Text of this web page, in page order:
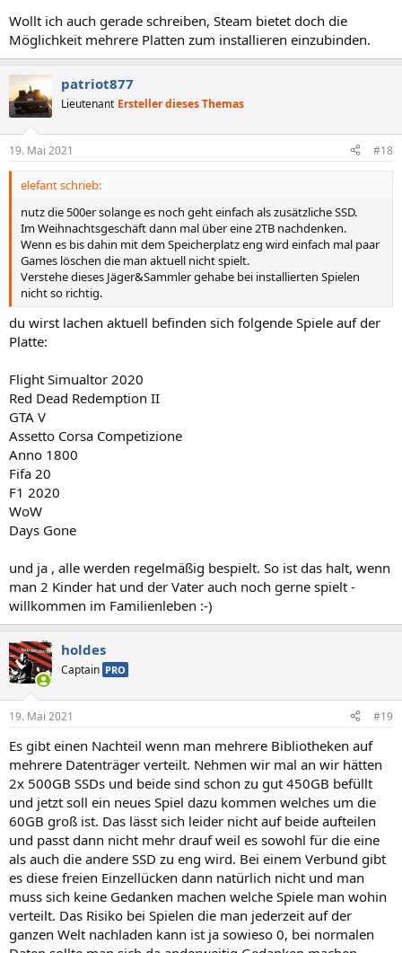
Wollt ich auch gerade schreiben, Steam bietet doch die
Möglichkeit mehrere Platten zum installieren einzubinden.
patriot877
Lieutenant Ersteller dieses Themas
19. Mai 2021 #18
elefant schrieb:
nutz die 500er solange es noch geht einfach als zusätzliche SSD.
Im Weihnachtsgeschäft dann mal über eine 2TB nachdenken.
Wenn es bis dahin mit dem Speicherplatz eng wird einfach mal paar
Games löschen die man aktuell nicht spielt.
Verstehe dieses Jäger&Sammler gehabe bei installierten Spielen
nicht so richtig.
du wirst lachen aktuell befinden sich folgende Spiele auf der
Platte:
Flight Simualtor 2020
Red Dead Redemption II
GTA V
Assetto Corsa Competizione
Anno 1800
Fifa 20
F1 2020
WoW
Days Gone
und ja , alle werden regelmäßig bespielt. So ist das halt, wenn
man 2 Kinder hat und der Vater auch noch gerne spielt -
willkommen im Familienleben :-)
holdes
Captain PRO
19. Mai 2021 #19
Es gibt einen Nachteil wenn man mehrere Bibliotheken auf
mehrere Datenträger verteilt. Nehmen wir mal an wir hätten
2x 500GB SSDs und beide sind schon zu gut 450GB befüllt
und jetzt soll ein neues Spiel dazu kommen welches um die
60GB groß ist. Das lässt sich leider nicht auf beide aufteilen
und passt dann nicht mehr drauf weil es sowohl für die eine
als auch die andere SSD zu eng wird. Bei einem Verbund gibt
es diese freien Einzellücken dann natürlich nicht und man
muss sich keine Gedanken machen welche Spiele man wohin
verteilt. Das Risiko bei Spielen die man jederzeit auf der
ganzen Welt nachladen kann ist ja sowieso 0, bei normalen